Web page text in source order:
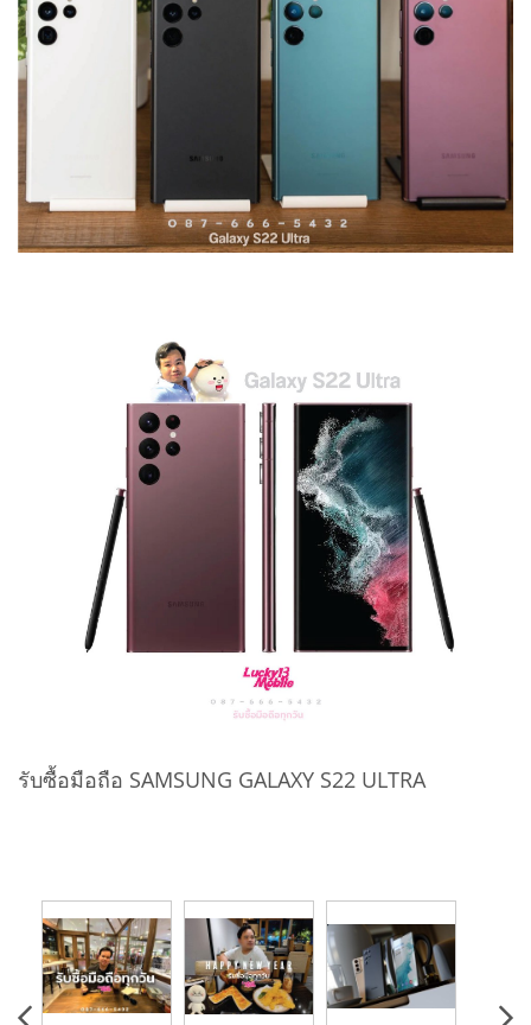
รับซื้อมือถือ SAMSUNG GALAXY S22 ULTRA